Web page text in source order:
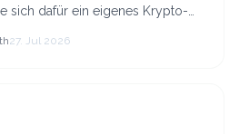
sich dafür ein eigenes Krypto-
Dazu kommt, dass viele
27. Jul 2026